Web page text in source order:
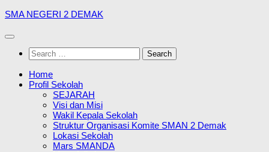
Skip
content
SMA NEGERI 2 DEMAK
Search
for:
Home
Profil Sekolah
SEJARAH
Visi dan Misi
Wakil Kepala Sekolah
Struktur Organisasi Komite SMAN 2 Demak
Lokasi Sekolah
Mars SMANDA